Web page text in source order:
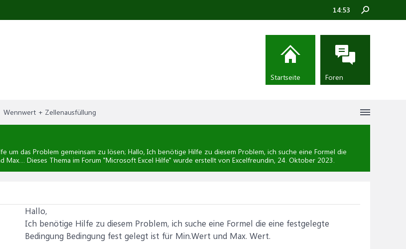
Wennwert + Zellenausfüllung
um das Problem gemeinsam zu lösen; Hallo, Ich benötige Hilfe zu diesem Problem, ich suche eine Formel die
Dieses Thema im Forum "Microsoft Excel Hilfe" wurde erstellt von Excelfreundin, 24. Oktober 2023.
Hallo,
Ich benötige Hilfe zu diesem Problem, ich suche eine Formel die eine festgelegte
Bedingung Bedingung fest gelegt ist für Min.Wert und Max. Wert.
14:53
Startseite Foren